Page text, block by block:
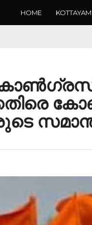
HOME KOTTAYAM